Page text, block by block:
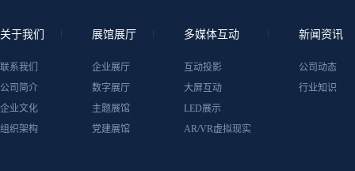
关于我们
联系我们
公司简介
企业文化
组织架构
展馆展厅
企业展厅
数字展厅
主题展馆
党建展馆
多媒体互动
互动投影
大屏互动
LED展示
AR/VR虚拟现实
新闻资讯
公司动态
行业知识